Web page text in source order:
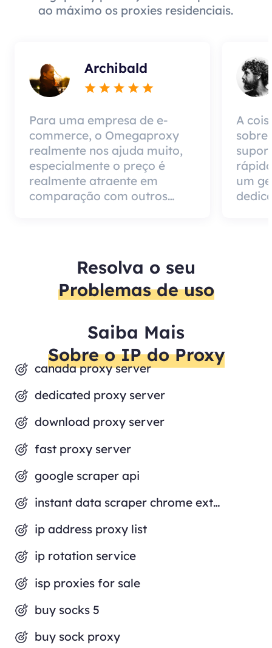
ao máximo os proxies residenciais.
Archibald
Para uma empresa de e-
commerce, o Omegaproxy
realmente nos ajuda muito,
especialmente o preço é
realmente atraente em
comparação com outros
vale a pena usar.
A
sobre
um
Resolva o seu
Problemas de uso
Saiba Mais
Sobre o IP do Proxy
canada proxy server
dedicated proxy server
download proxy server
fast proxy server
google scraper api
instant data scraper chrome extension
ip address proxy list
ip rotation service
isp proxies for sale
buy socks 5
buy sock proxy